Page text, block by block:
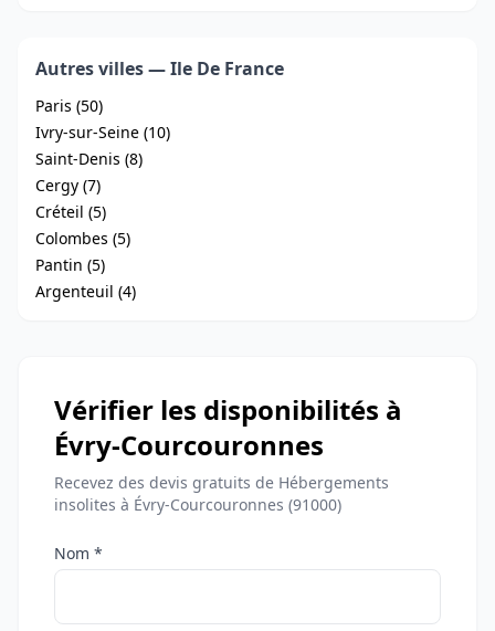
Autres villes — Ile De France
Paris (50)
Ivry-sur-Seine (10)
Saint-Denis (8)
Cergy (7)
Créteil (5)
Colombes (5)
Pantin (5)
Argenteuil (4)
Vérifier les disponibilités à
Évry-Courcouronnes
Recevez des devis gratuits de Hébergements
insolites à Évry-Courcouronnes (91000)
Nom *